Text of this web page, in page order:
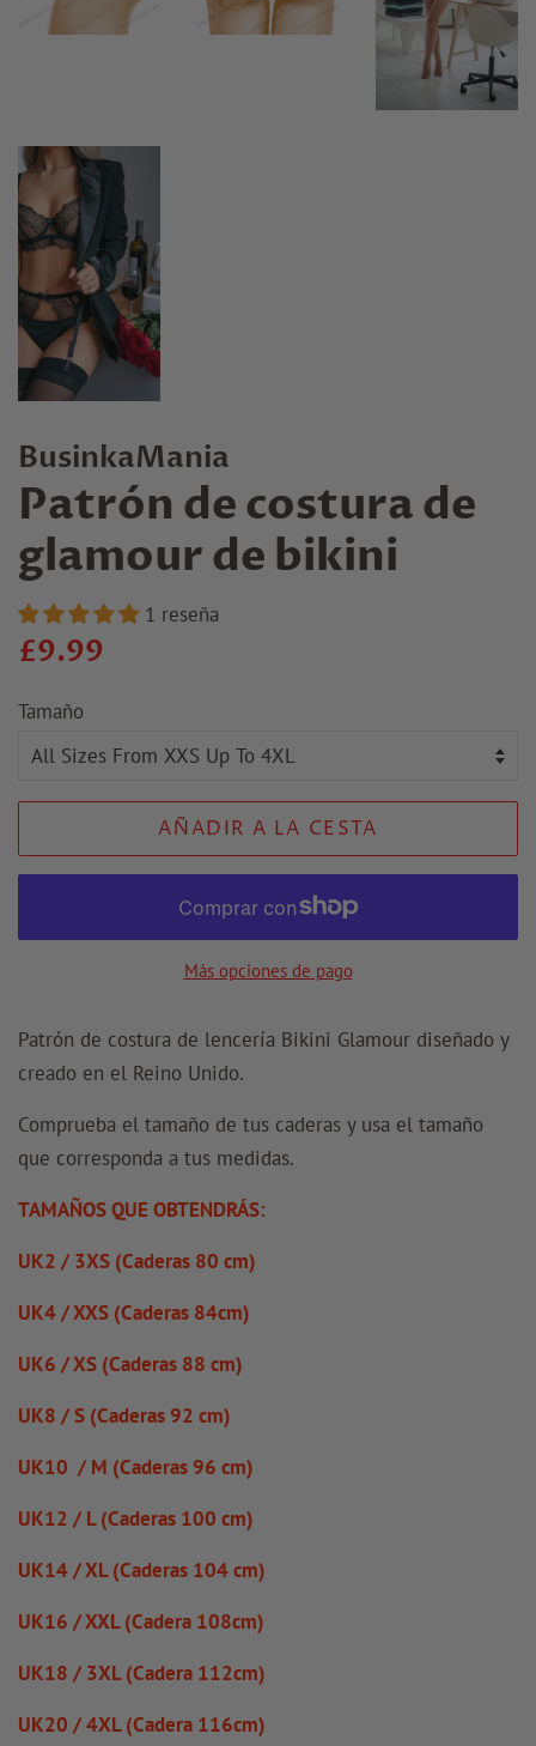
BusinkaMania
Patrón de costura de
glamour de bikini
1 reseña
Precio
£9.99
Tamaño
AÑADIR A LA CESTA
Más opciones de pago
Patrón de costura de lencería Bikini Glamour diseñado y
creado en el Reino Unido.
Comprueba el tamaño de tus caderas y usa el tamaño
que corresponda a tus medidas.
TAMAÑOS QUE OBTENDRÁS:
UK2 / 3XS (Caderas 80 cm)
UK4 / XXS (Caderas 84cm)
UK6 / XS (Caderas 88 cm)
UK8 / S (Caderas 92 cm)
UK10 / M (Caderas 96 cm)
UK12 / L (Caderas 100 cm)
UK14 / XL (Caderas 104 cm)
UK16 / XXL (Cadera 108cm)
UK18 / 3XL (Cadera 112cm)
UK20 / 4XL (Cadera 116cm)